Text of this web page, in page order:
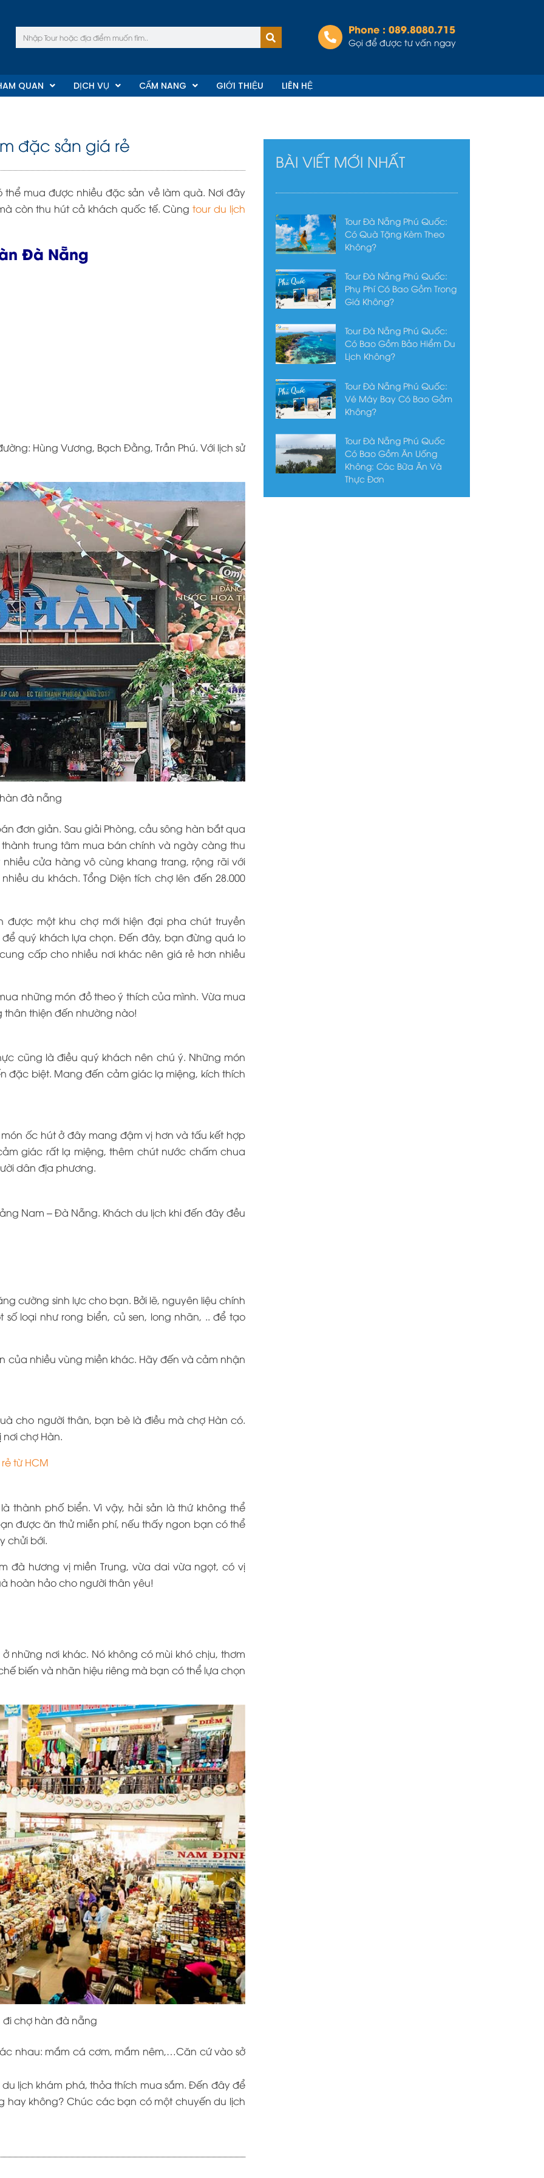
Tìm
kiếm
Tìm
kiếm
Phone : 089.8080.715
Gọi để được tư vấn ngay
QUAN DỊCH VỤ CẨM NANG GIỚI THIỆU LIÊN HỆ
đặc sản giá rẻ
mua được nhiều đặc sản về làm quà. Nơi đây
còn thu hút cả khách quốc tế. Cùngtour du lịch
Đà Nẵng
Hùng Vương, Bạch Đằng, Trần Phú. Với lịch sử
đà nẵng
đơn giản. Sau giải Phòng, cầu sông hàn bắt qua
trung tâm mua bán chính và ngày càng thu
cửa hàng vô cùng khang trang, rộng rãi với
du khách. Tổng Diện tích chợ lên đến 28.000
được một khu chợ mới hiện đại pha chút truyền
quý khách lựa chọn. Đến đây, bạn đừng quá lo
cấp cho nhiều nơi khác nên giá rẻ hơn nhiều
những món đồ theo ý thích của mình. Vừa mua
thiện đến nhường nào!
cũng là điều quý khách nên chú ý. Những món
đặc biệt. Mang đến cảm giác lạ miệng, kích thích
ốc hút ở đây mang đậm vị hơn và tấu kết hợp
giác rất lạ miệng, thêm chút nước chấm chua
dân địa phương.
Nam – Đà Nẵng. Khách du lịch khi đến đây đều
cường sinh lực cho bạn. Bởi lẽ, nguyên liệu chính
loại như rong biển, củ sen, long nhãn, .. để tạo
của nhiều vùng miền khác. Hãy đến và cảm nhận
cho người thân, bạn bè là điều mà chợ Hàn có.
chợ Hàn.
từ HCM
thành phố biển. Vì vậy, hải sản là thứ không thể
được ăn thử miễn phí, nếu thấy ngon bạn có thể
chửi bới.
đà hương vị miền Trung, vừa dai vừa ngọt, có vị
hoàn hảo cho người thân yêu!
những nơi khác. Nó không có mùi khó chịu, thơm
biến và nhãn hiệu riêng mà bạn có thể lựa chọn
đi chợ hàn đà nẵng
nhau: mắm cá cơm, mắm nêm,…Căn cứ vào sở
lịch khám phá, thỏa thích mua sắm. Đến đây để
hay không? Chúc các bạn có một chuyến du lịch
BÀI VIẾT MỚI NHẤT
Tour Đà Nẵng Phú Quốc:
Có Quà Tặng Kèm Theo
Không?
Tour Đà Nẵng Phú Quốc:
Phụ Phí Có Bao Gồm Trong
Giá Không?
Tour Đà Nẵng Phú Quốc:
Có Bao Gồm Bảo Hiểm Du
Lịch Không?
Tour Đà Nẵng Phú Quốc:
Vé Máy Bay Có Bao Gồm
Không?
Tour Đà Nẵng Phú Quốc
Có Bao Gồm Ăn Uống
Không: Các Bữa Ăn Và
Thực Đơn